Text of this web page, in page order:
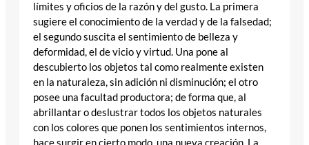
límites y oficios de la razón y del gusto. La primera
sugiere el conocimiento de la verdad y de la falsedad;
el segundo suscita el sentimiento de belleza y
deformidad, el de vicio y virtud. Una pone al
descubierto los objetos tal como realmente existen
en la naturaleza, sin adición ni disminución; el otro
posee una facultad productora; de forma que, al
abrillantar o deslustrar todos los objetos naturales
con los colores que ponen los sentimientos internos,